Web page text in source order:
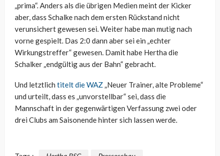
„prima“. Anders als die übrigen Medien meint der Kicker
aber, dass Schalke nach dem ersten Rückstand nicht
verunsichert gewesen sei. Weiter habe man mutig nach
vorne gespielt. Das 2:0 dann aber sei ein „echter
Wirkungstreffer“ gewesen. Damit habe Hertha die
Schalker „endgültig aus der Bahn“ gebracht.
Und letztlich titelt die WAZ „Neuer Trainer, alte Probleme“
und urteilt, dass es „unvorstellbar“ sei, dass die
Mannschaft in der gegenwärtigen Verfassung zwei oder
drei Clubs am Saisonende hinter sich lassen werde.